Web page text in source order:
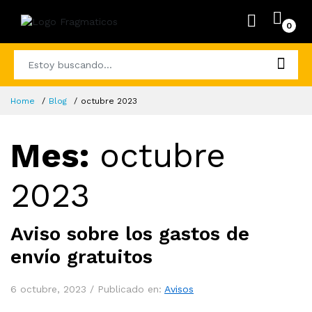
0
Home Blog octubre 2023
Mes: octubre
2023
Aviso sobre los gastos de
envío gratuitos
6 octubre, 2023 / Publicado en: Avisos